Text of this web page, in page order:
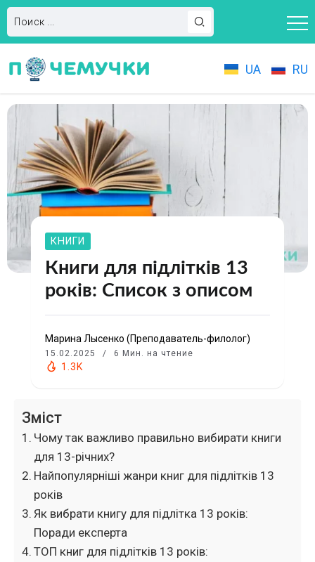
UA RU
КНИГИ
Книги для підлітків 13
років: Список з описом
Марина Лысенко (Преподаватель-филолог)
15.02.2025 6 Мин. на чтение
1.3K
Зміст
Чому так важливо правильно вибирати книги
для 13-річних?
Найпопулярніші жанри книг для підлітків 13
років
Як вибрати книгу для підлітка 13 років:
Поради експерта
ТОП книг для підлітків 13 років: